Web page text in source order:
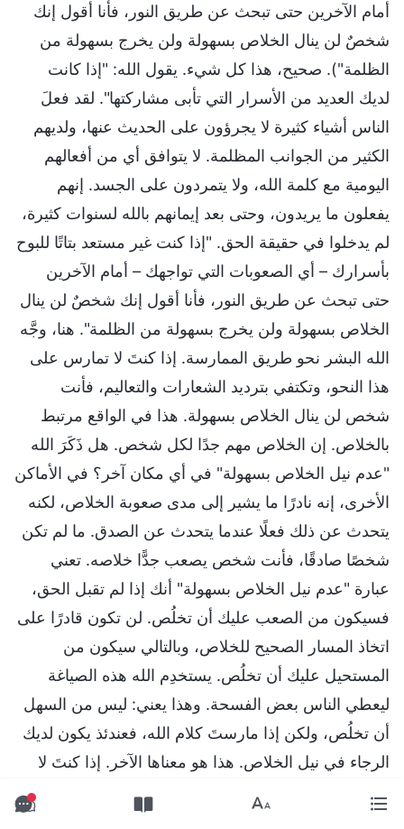
أمام الآخرين حتى تبحث عن طريق النور، فأنا أقول إنك
شخصٌ لن ينال الخلاص بسهولة ولن يخرج بسهولة من
الظلمة"). صحيح، هذا كل شيء. يقول الله: "إذا كانت
لديك العديد من الأسرار التي تأبى مشاركتها". لقد فعلَ
الناس أشياء كثيرة لا يجرؤون على الحديث عنها، ولديهم
الكثير من الجوانب المظلمة. لا يتوافق أي من أفعالهم
اليومية مع كلمة الله، ولا يتمردون على الجسد. إنهم
يفعلون ما يريدون، وحتى بعد إيمانهم بالله لسنوات كثيرة،
لم يدخلوا في حقيقة الحق. "إذا كنت غير مستعد بتاتًا للبوح
بأسرارك – أي الصعوبات التي تواجهك – أمام الآخرين
حتى تبحث عن طريق النور، فأنا أقول إنك شخصٌ لن ينال
الخلاص بسهولة ولن يخرج بسهولة من الظلمة". هنا، وجَّه
الله البشر نحو طريق الممارسة. إذا كنتَ لا تمارس على
هذا النحو، وتكتفي بترديد الشعارات والتعاليم، فأنت
شخص لن ينال الخلاص بسهولة. هذا في الواقع مرتبط
بالخلاص. إن الخلاص مهم جدًا لكل شخص. هل ذَكَرَ الله
"عدم نيل الخلاص بسهولة" في أي مكان آخر؟ في الأماكن
الأخرى، إنه نادرًا ما يشير إلى مدى صعوبة الخلاص، لكنه
يتحدث عن ذلك فعلًا عندما يتحدث عن الصدق. ما لم تكن
شخصًا صادقًا، فأنت شخص يصعب جدًّا خلاصه. تعني
عبارة "عدم نيل الخلاص بسهولة" أنك إذا لم تقبل الحق،
فسيكون من الصعب عليك أن تخلُص. لن تكون قادرًا على
اتخاذ المسار الصحيح للخلاص، وبالتالي سيكون من
المستحيل عليك أن تخلُص. يستخدِم الله هذه الصياغة
ليعطي الناس بعض الفسحة. وهذا يعني: ليس من السهل
أن تخلُص، ولكن إذا مارستَ كلام الله، فعندئذ يكون لديك
الرجاء في نيل الخلاص. هذا هو معناها الآخر. إذا كنتَ لا
تمارِس وفقًا لكلام الله، ولا تشرِّح أسرارك وتحدياتك أبدًا،
ولا تنفتح أبدًا في شركة مع الآخرين، ولا تشارك ولا تحلِّل